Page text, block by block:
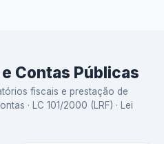
Contas Públicas
fiscais e prestação de
· LC 101/2000 (LRF) · Lei